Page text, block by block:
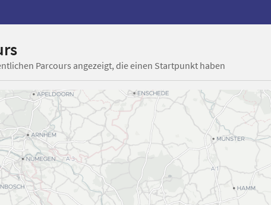
Parcours angezeigt, die einen Startpunkt haben